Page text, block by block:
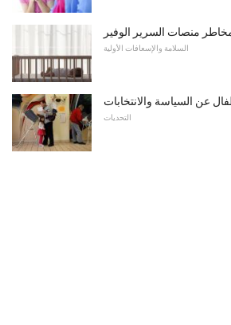
منصات السرير الوفير
السلامة والإسعافات الأولية
عن السياسة والانتخابات
التحديات